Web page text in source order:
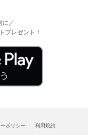
に／
プレゼント！
ポリシー 利用規約